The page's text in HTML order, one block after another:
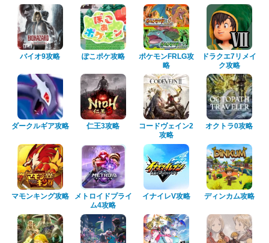
バイオ9攻略 ぽこポケ攻略
ポケモンFRLG攻
略
ドラクエ7リメイ
ク攻略
ダークルギア攻略 仁王3攻略
コードヴェイン2
攻略
オクトラ0攻略
マモンキング攻略
メトロイドプライ
ム4攻略
イナイレV攻略 ディンカム攻略